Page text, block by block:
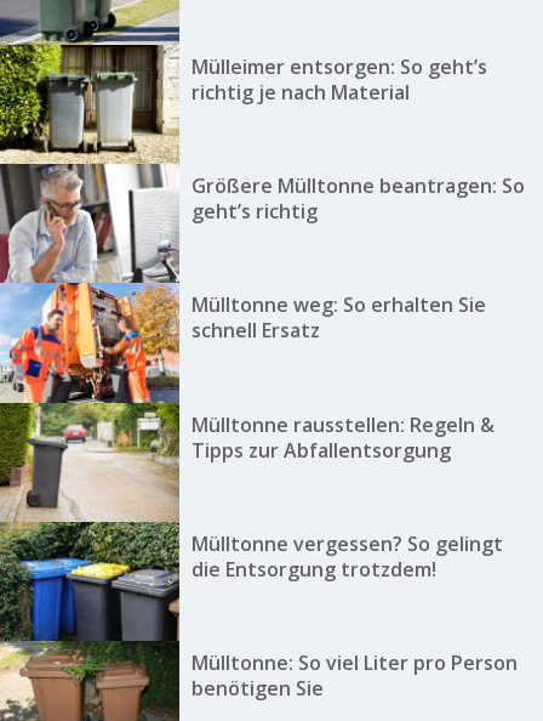
Mülleimer entsorgen: So geht’s
richtig je nach Material
Größere Mülltonne beantragen: So
geht’s richtig
Mülltonne weg: So erhalten Sie
schnell Ersatz
Mülltonne rausstellen: Regeln &
Tipps zur Abfallentsorgung
Mülltonne vergessen? So gelingt
die Entsorgung trotzdem!
Mülltonne: So viel Liter pro Person
benötigen Sie